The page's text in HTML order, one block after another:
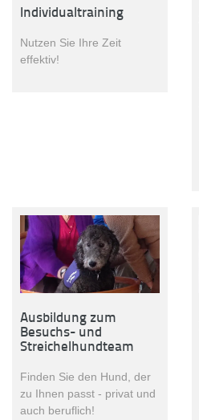
Individualtraining
Nutzen Sie Ihre Zeit
effektiv!
Ausbildung zum
Besuchs- und
Streichelhundteam
Finden Sie den Hund, der
zu Ihnen passt - privat und
auch beruflich!